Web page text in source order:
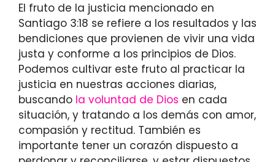
El fruto de la justicia mencionado en
Santiago 3:18 se refiere a los resultados y las
bendiciones que provienen de vivir una vida
justa y conforme a los principios de Dios.
Podemos cultivar este fruto al practicar la
justicia en nuestras acciones diarias,
buscando la voluntad de Dios en cada
situación, y tratando a los demás con amor,
compasión y rectitud. También es
importante tener un corazón dispuesto a